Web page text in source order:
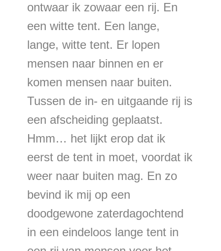
ontwaar ik zowaar een rij. En
een witte tent. Een lange,
lange, witte tent. Er lopen
mensen naar binnen en er
komen mensen naar buiten.
Tussen de in- en uitgaande rij is
een afscheiding geplaatst.
Hmm… het lijkt erop dat ik
eerst de tent in moet, voordat ik
weer naar buiten mag. En zo
bevind ik mij op een
doodgewone zaterdagochtend
in een eindeloos lange tent in